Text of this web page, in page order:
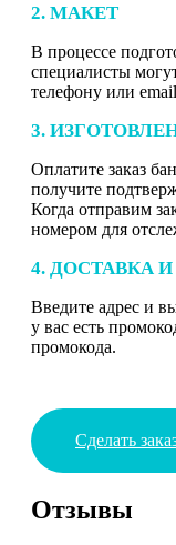
2. МАКЕТ
В процессе
специалисты
телефону или
3.
Оплатите заказ
получите
Когда отправим
номером для
4. ДОСТАВКА
Введите адрес и
у вас есть
промокода.
Сделать
Отзывы